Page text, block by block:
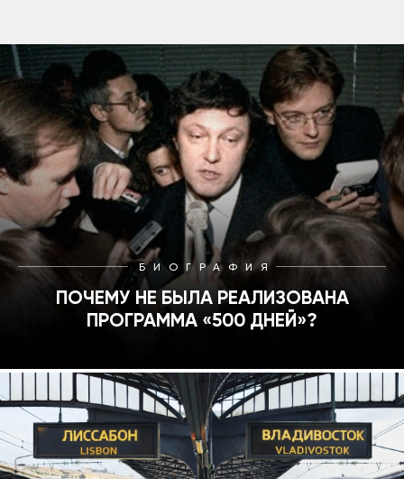
БИОГРАФИЯ
ПОЧЕМУ НЕ БЫЛА РЕАЛИЗОВАНА
ПРОГРАММА «500 ДНЕЙ»?